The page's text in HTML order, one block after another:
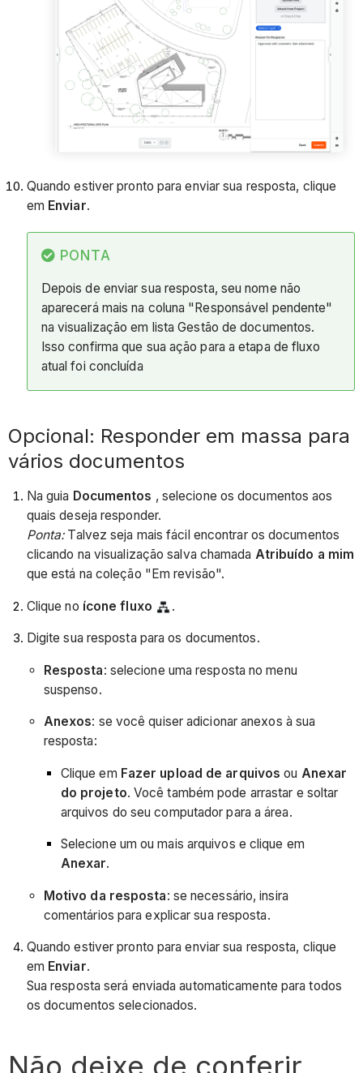
Quando estiver pronto para enviar sua resposta, clique
em Enviar.
PONTA
Depois de enviar sua resposta, seu nome não
aparecerá mais na coluna "Responsável pendente"
na visualização em lista Gestão de documentos.
Isso confirma que sua ação para a etapa de fluxo
atual foi concluída
Opcional: Responder em massa para
vários documentos
Na guia Documentos , selecione os documentos aos
quais deseja responder.
Ponta:Talvez seja mais fácil encontrar os documentos
clicando na visualização salva chamada Atribuído a mim
que está na coleção "Em revisão".
Clique no ícone fluxo .
Digite sua resposta para os documentos.
Resposta: selecione uma resposta no menu
suspenso.
Anexos: se você quiser adicionar anexos à sua
resposta:
Clique em Fazer upload de arquivos ou Anexar
do projeto. Você também pode arrastar e soltar
arquivos do seu computador para a área.
Selecione um ou mais arquivos e clique em
Anexar.
Motivo da resposta: se necessário, insira
comentários para explicar sua resposta.
Quando estiver pronto para enviar sua resposta, clique
em Enviar.
Sua resposta será enviada automaticamente para todos
os documentos selecionados.
Não deixe de conferir